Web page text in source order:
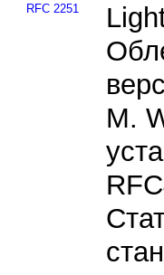
RFC 2251
M.